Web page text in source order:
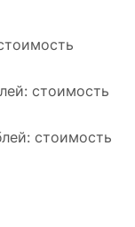
стоимость
стоимость